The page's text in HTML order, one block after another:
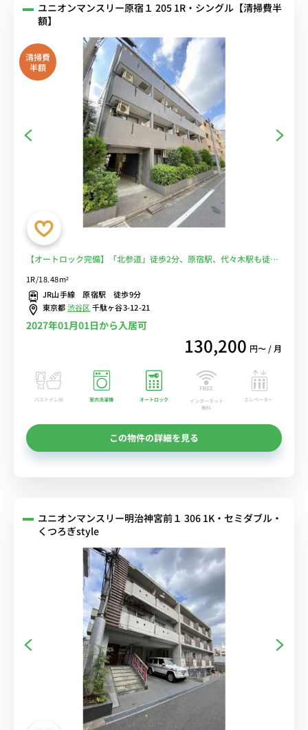
ユニオンマンスリー原宿１ 205 1R・シングル【清掃費半
額】
清掃費
半額
【オートロック完備】「北参道」徒歩2分、原宿駅、代々木駅も徒歩
べるWi-Fi格安レンタル中！
1R/18.48m²
JR山手線 原宿駅 徒歩9分
東京都渋谷区千駄ヶ谷3-12-21
2027年01月01日から入居可
130,200 円〜 / 月
バストイレ別 室内洗濯機 オートロック
インターネット
無料
エレベーター
この物件の詳細を見る
ユニオンマンスリー明治神宮前１ 306 1K・セミダブル・
くつろぎstyle